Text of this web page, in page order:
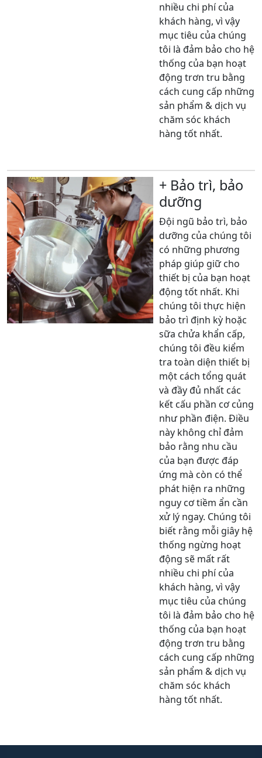
nhiều chi phí của
khách hàng, vì vậy
mục tiêu của chúng
tôi là đảm bảo cho hệ
thống của bạn hoạt
động trơn tru bằng
cách cung cấp những
sản phẩm & dịch vụ
chăm sóc khách
hàng tốt nhất.
+ Bảo trì, bảo
dưỡng
Đội ngũ bảo trì, bảo
dưỡng của chúng tôi
có những phương
pháp giúp giữ cho
thiết bị của bạn hoạt
động tốt nhất. Khi
chúng tôi thực hiện
bảo trì định kỳ hoặc
sữa chửa khẩn cấp,
chúng tôi đều kiểm
tra toàn diện thiết bị
một cách tổng quát
và đầy đủ nhất các
kết cấu phần cơ củng
như phần điện. Điều
này không chỉ đảm
bảo rằng nhu cầu
của bạn được đáp
ứng mà còn có thể
phát hiện ra những
nguy cơ tiềm ẩn cần
xử lý ngay. Chúng tôi
biết rằng mỗi giây hệ
thống ngừng hoạt
động sẽ mất rất
nhiều chi phí của
khách hàng, vì vậy
mục tiêu của chúng
tôi là đảm bảo cho hệ
thống của bạn hoạt
động trơn tru bằng
cách cung cấp những
sản phẩm & dịch vụ
chăm sóc khách
hàng tốt nhất.